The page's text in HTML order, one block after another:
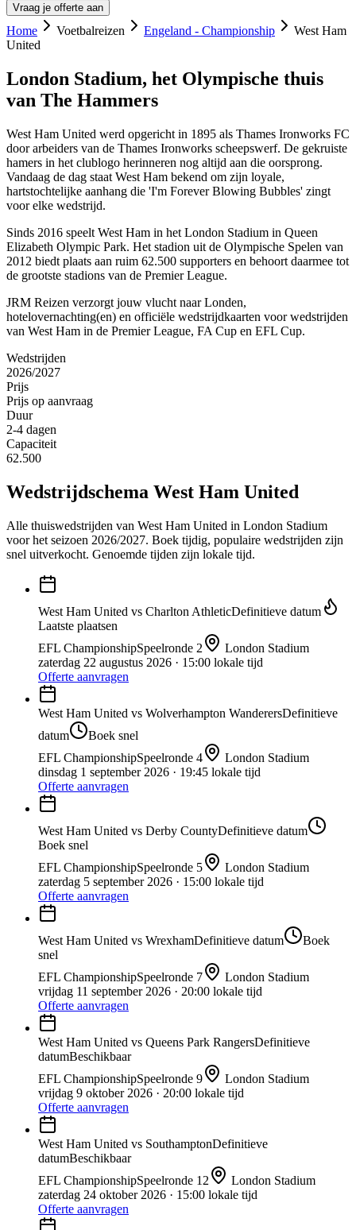
Vraag je offerte aan
Home Voetbalreizen Engeland - Championship
West Ham
United
London Stadium, het Olympische thuis
van The Hammers
West Ham United werd opgericht in 1895 als Thames Ironworks FC
door arbeiders van de Thames Ironworks scheepswerf. De gekruiste
hamers in het clublogo herinneren nog altijd aan die oorsprong.
Vandaag de dag staat West Ham bekend om zijn loyale,
hartstochtelijke aanhang die 'I'm Forever Blowing Bubbles' zingt
voor elke wedstrijd.
Sinds 2016 speelt West Ham in het London Stadium in Queen
Elizabeth Olympic Park. Het stadion uit de Olympische Spelen van
2012 biedt plaats aan ruim 62.500 supporters en behoort daarmee tot
de grootste stadions van de Premier League.
JRM Reizen verzorgt jouw vlucht naar Londen,
hotelovernachting(en) en officiële wedstrijdkaarten voor wedstrijden
van West Ham in de Premier League, FA Cup en EFL Cup.
Wedstrijden
2026/2027
Prijs
Prijs op aanvraag
Duur
2-4 dagen
Capaciteit
62.500
Wedstrijdschema West Ham United
Alle thuiswedstrijden van West Ham United in London Stadium
voor het seizoen 2026/2027. Boek tijdig, populaire wedstrijden zijn
snel uitverkocht. Genoemde tijden zijn lokale tijd.
West Ham United vs Charlton AthleticDefinitieve datum
Laatste plaatsen
EFL ChampionshipSpeelronde 2
London Stadium
zaterdag 22 augustus 2026 · 15:00 lokale tijd
Offerte aanvragen
West Ham United vs Wolverhampton WanderersDefinitieve
datum
Boek snel
EFL ChampionshipSpeelronde 4
London Stadium
dinsdag 1 september 2026 · 19:45 lokale tijd
Offerte aanvragen
West Ham United vs Derby CountyDefinitieve datum
Boek snel
EFL ChampionshipSpeelronde 5
London Stadium
zaterdag 5 september 2026 · 15:00 lokale tijd
Offerte aanvragen
West Ham United vs WrexhamDefinitieve datum
Boek
snel
EFL ChampionshipSpeelronde 7
London Stadium
vrijdag 11 september 2026 · 20:00 lokale tijd
Offerte aanvragen
West Ham United vs Queens Park RangersDefinitieve
datumBeschikbaar
EFL ChampionshipSpeelronde 9
London Stadium
vrijdag 9 oktober 2026 · 20:00 lokale tijd
Offerte aanvragen
West Ham United vs SouthamptonDefinitieve
datumBeschikbaar
EFL ChampionshipSpeelronde 12
London Stadium
zaterdag 24 oktober 2026 · 15:00 lokale tijd
Offerte aanvragen